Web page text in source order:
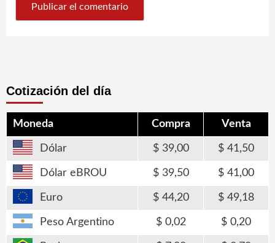
Cotización del día
Moneda Compra Venta
Dólar 39,00 41,50
Dólar eBROU 39,50 41,00
Euro 44,20 49,18
Peso Argentino 0,02 0,20